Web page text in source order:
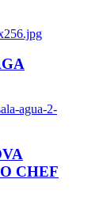
agua-2-
CHEF